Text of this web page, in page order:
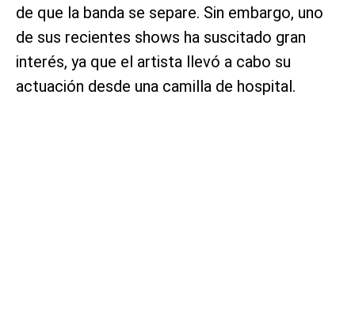
de que la banda se separe. Sin embargo, uno
de sus recientes shows ha suscitado gran
interés, ya que el artista llevó a cabo su
actuación desde una camilla de hospital.